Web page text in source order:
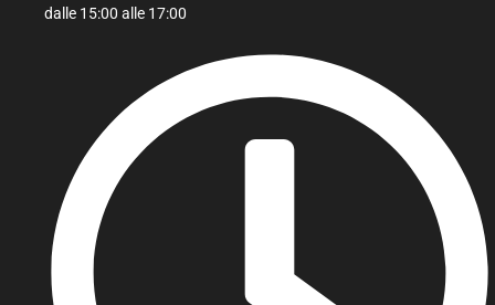
dalle 15:00 alle 17:00